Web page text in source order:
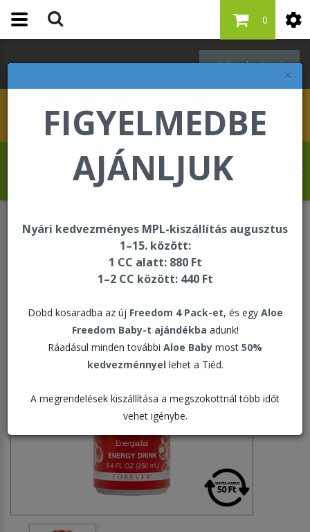
×
FIGYELMEDBE
AJÁNLJUK
Nyári kedvezményes MPL-kiszállítás augusztus
1–15. között:
1 CC alatt: 880 Ft
1–2 CC között: 440 Ft
Dobd kosaradba az új Freedom 4 Pack-et, és egy Aloe
Freedom Baby-t ajándékba adunk!
Ráadásul minden további Aloe Baby most 50%
kedvezménnyel lehet a Tiéd.
A megrendelések kiszállítása a megszokottnál több időt
vehet igénybe.
Bejelentkezés
0
Krasznai Tamás üdvözli Önt a Forever
Living internetes áruházában!
FAB Energy Drink